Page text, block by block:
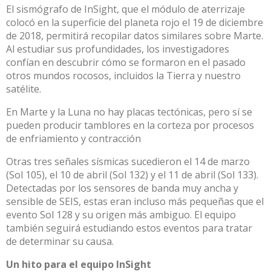
El sismógrafo de InSight, que el módulo de aterrizaje
colocó en la superficie del planeta rojo el 19 de diciembre
de 2018, permitirá recopilar datos similares sobre Marte.
Al estudiar sus profundidades, los investigadores
confían en descubrir cómo se formaron en el pasado
otros mundos rocosos, incluidos la Tierra y nuestro
satélite.
En Marte y la Luna no hay placas tectónicas, pero sí se
pueden producir tamblores en la corteza por procesos
de enfriamiento y contracción
Otras tres señales sísmicas sucedieron el 14 de marzo
(Sol 105), el 10 de abril (Sol 132) y el 11 de abril (Sol 133).
Detectadas por los sensores de banda muy ancha y
sensible de SEIS, estas eran incluso más pequeñas que el
evento Sol 128 y su origen más ambiguo. El equipo
también seguirá estudiando estos eventos para tratar
de determinar su causa.
Un hito para el equipo InSight